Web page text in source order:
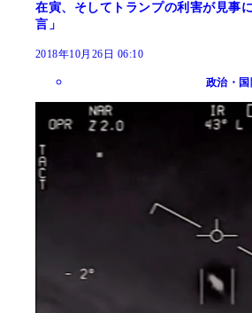
在寅、そしてトランプの利害が見事
言」
2018年10月26日 06:10
政治・国